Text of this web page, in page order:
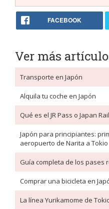
FACEBOOK
Ver más
Transporte en Japón
Alquila tu coche en Japón
Qué es el JR Pass o Japan
Japón para principiantes:
aeropuerto de Narita a Tokio
Guía completa de los pases
Comprar una bicicleta en
La línea Yurikamome de